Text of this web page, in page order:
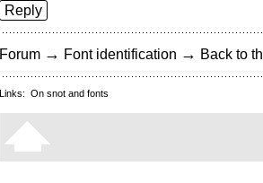
Reply
Forum → Font identification → Back to
Links: On snot and fonts